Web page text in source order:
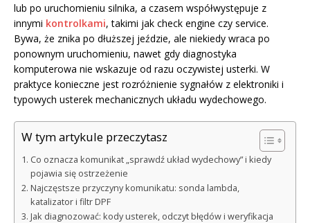
lub po uruchomieniu silnika, a czasem współwystępuje z
innymi kontrolkami, takimi jak check engine czy service.
Bywa, że znika po dłuższej jeździe, ale niekiedy wraca po
ponownym uruchomieniu, nawet gdy diagnostyka
komputerowa nie wskazuje od razu oczywistej usterki. W
praktyce konieczne jest rozróżnienie sygnałów z elektroniki i
typowych usterek mechanicznych układu wydechowego.
W tym artykule przeczytasz
Co oznacza komunikat „sprawdź układ wydechowy” i kiedy
pojawia się ostrzeżenie
Najczęstsze przyczyny komunikatu: sonda lambda,
katalizator i filtr DPF
Jak diagnozować: kody usterek, odczyt błędów i weryfikacja